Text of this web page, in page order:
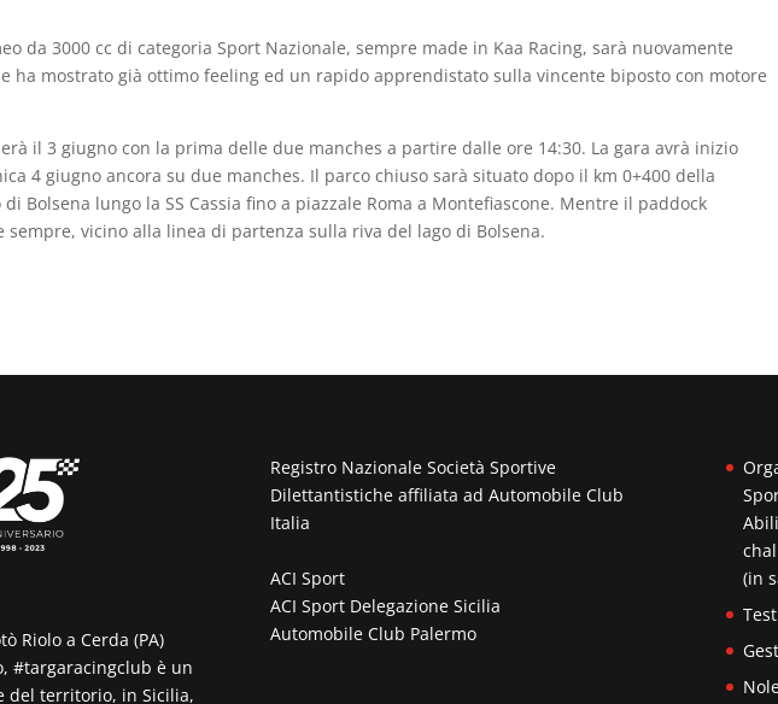
da 3000 cc di categoria Sport Nazionale, sempre made in Kaa Racing, sarà nuovamente
ha mostrato già ottimo feeling ed un rapido apprendistato sulla vincente biposto con motore
il 3 giugno con la prima delle due manches a partire dalle ore 14:30. La gara avrà inizio
4 giugno ancora su due manches. Il parco chiuso sarà situato dopo il km 0+400 della
Bolsena lungo la SS Cassia fino a piazzale Roma a Montefiascone. Mentre il paddock
sempre, vicino alla linea di partenza sulla riva del lago di Bolsena.
Riolo a Cerda (PA)
#targaracingclub è un
del territorio, in Sicilia,
Registro Nazionale Società Sportive
Dilettantistiche affiliata ad Automobile Club
Italia
ACI Sport
ACI Sport Delegazione Sicilia
Automobile Club Palermo
(in